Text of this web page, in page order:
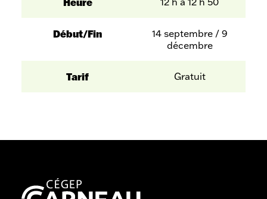
Début/Fin
14 septembre / 9
décembre
Tarif Gratuit